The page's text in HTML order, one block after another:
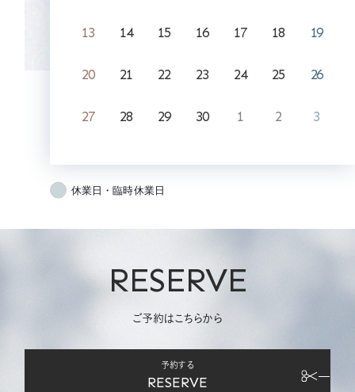
13 14 15 16 17 18 19
20 21 22 23 24 25 26
27 28 29 30 1 2 3
休業日・臨時休業日
RESERVE
ご予約はこちらから
予約する
RESERVE